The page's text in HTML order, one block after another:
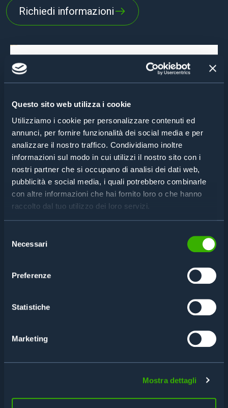
Questo sito web utilizza i cookie
Utilizziamo i cookie per personalizzare contenuti ed
annunci, per fornire funzionalità dei social media e per
analizzare il nostro traffico. Condividiamo inoltre
informazioni sul modo in cui utilizzi il nostro sito con i
nostri partner che si occupano di analisi dei dati web,
pubblicità e social media, i quali potrebbero combinarle
con altre informazioni che hai fornito loro o che hanno
raccolto dal tuo utilizzo dei loro servizi.
delNecessari
Preferenze
Statistiche
Marketing
Mostra dettagli
Richiedi informazioni
CARATTERISTICHE
SPECIFICHE